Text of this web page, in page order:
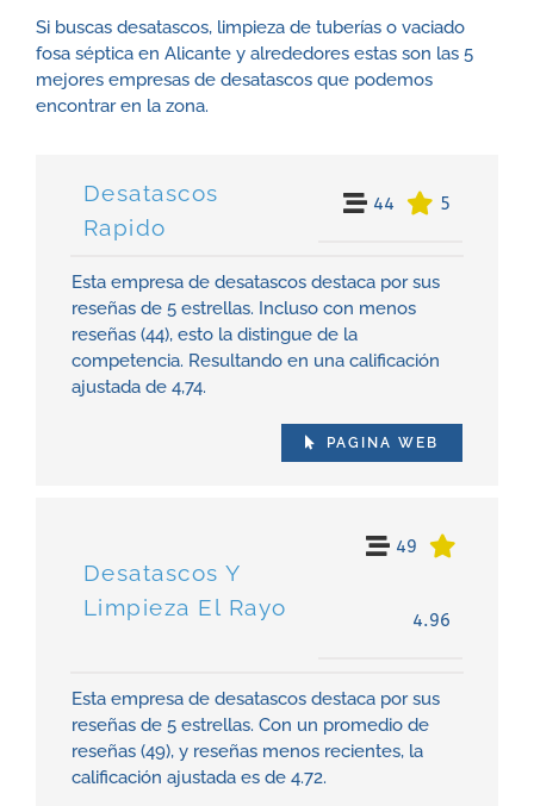
Si buscas desatascos, limpieza de tuberías o vaciado
fosa séptica en Alicante y alrededores estas son las 5
mejores empresas de desatascos que podemos
encontrar en la zona.
Desatascos
Rapido
44 5
Esta empresa de desatascos destaca por sus
reseñas de 5 estrellas. Incluso con menos
reseñas (44), esto la distingue de la
competencia. Resultando en una calificación
ajustada de 4,74.
PAGINA WEB
Desatascos Y
Limpieza El Rayo
49
4.96
Esta empresa de desatascos destaca por sus
reseñas de 5 estrellas. Con un promedio de
reseñas (49), y reseñas menos recientes, la
calificación ajustada es de 4.72.